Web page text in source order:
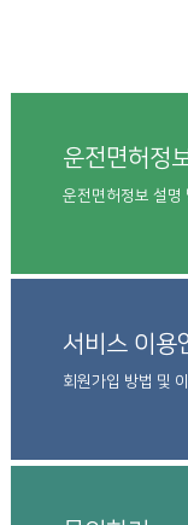
운전면허정
운전면허정보 설명
서비스 이용
회원가입 방법 및